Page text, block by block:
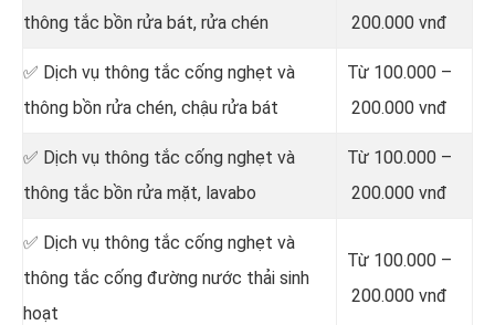
thông tắc bồn rửa bát, rửa chén
200.000 vnđ
✅ Dịch vụ thông tắc cống nghẹt và
thông bồn rửa chén, chậu rửa bát
Từ 100.000 –
200.000 vnđ
✅ Dịch vụ thông tắc cống nghẹt và
thông tắc bồn rửa mặt, lavabo
Từ 100.000 –
200.000 vnđ
‎✅ Dịch vụ thông tắc cống nghẹt và
thông tắc cống đường nước thải sinh
hoạt
Từ 100.000 –
200.000 vnđ